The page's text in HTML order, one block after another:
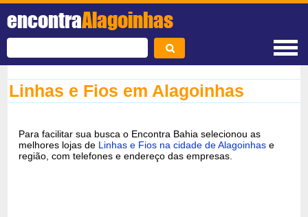
encontraAlagoinhas
Linhas e Fios em Alagoinhas
Para facilitar sua busca o Encontra Bahia selecionou as
melhores lojas de Linhas e Fios na cidade de Alagoinhas e
região, com telefones e endereço das empresas.